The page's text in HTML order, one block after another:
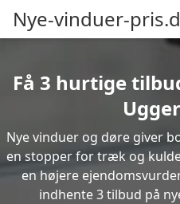
Nye-vinduer-
Få 3 hurtige
Nye vinduer og døre giver
en stopper for træk og
en højere
indhente 3 tilbud på